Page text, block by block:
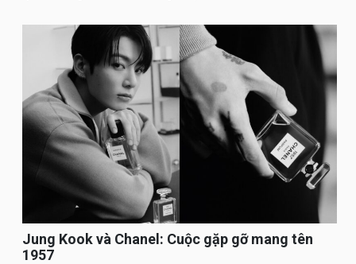
Jung Kook và Chanel: Cuộc gặp gỡ mang tên
1957